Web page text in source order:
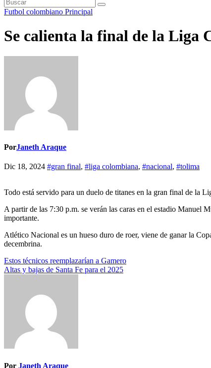
Futbol colombiano Principal
Se calienta la final de la Liga
PorJaneth Araque
Dic 18, 2024 #gran final, #liga colombiana, #nacional, #tolima
Todo está servido para un duelo de titanes en la gran final de la
A partir de las 7:30 p.m. se verán las caras en el estadio Manuel
importante.
Atlético Nacional es un hueso duro de roer, viene de ganar la
decembrina.
Navegación
de
Estos técnicos reemplazarían a Gamero
Altas y bajas de Santa Fe para el 2025
Por Janeth Araque